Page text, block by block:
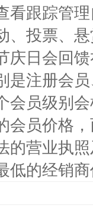
看跟踪管
、投票、
庆日会回
是注册会
会员级别
会员价格
的营业执
低的经销